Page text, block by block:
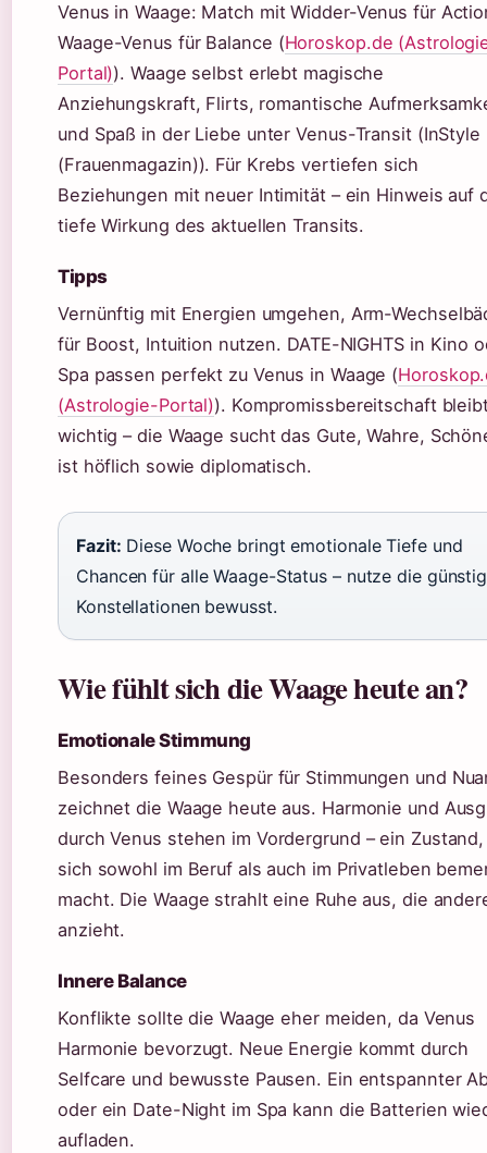
Venus in Waage: Match mit Widder-Venus für
Waage-Venus für Balance (Horoskop.de
Portal)). Waage selbst erlebt magische
Anziehungskraft, Flirts, romantische
und Spaß in der Liebe unter Venus-Transit (InStyle
(Frauenmagazin)). Für Krebs vertiefen sich
Beziehungen mit neuer Intimität – ein Hinweis auf
tiefe Wirkung des aktuellen Transits.
Tipps
Vernünftig mit Energien umgehen, Arm-
für Boost, Intuition nutzen. DATE-NIGHTS in Kino
Spa passen perfekt zu Venus in Waage (
(Astrologie-Portal)). Kompromissbereitschaft
wichtig – die Waage sucht das Gute, Wahre,
ist höflich sowie diplomatisch.
Fazit: Diese Woche bringt emotionale Tiefe und
Chancen für alle Waage-Status – nutze die
Konstellationen bewusst.
Wie fühlt sich die Waage heute an?
Emotionale Stimmung
Besonders feines Gespür für Stimmungen und
zeichnet die Waage heute aus. Harmonie und
durch Venus stehen im Vordergrund – ein
sich sowohl im Beruf als auch im Privatleben
macht. Die Waage strahlt eine Ruhe aus, die
anzieht.
Innere Balance
Konflikte sollte die Waage eher meiden, da Venus
Harmonie bevorzugt. Neue Energie kommt durch
Selfcare und bewusste Pausen. Ein entspannter
oder ein Date-Night im Spa kann die Batterien
aufladen.